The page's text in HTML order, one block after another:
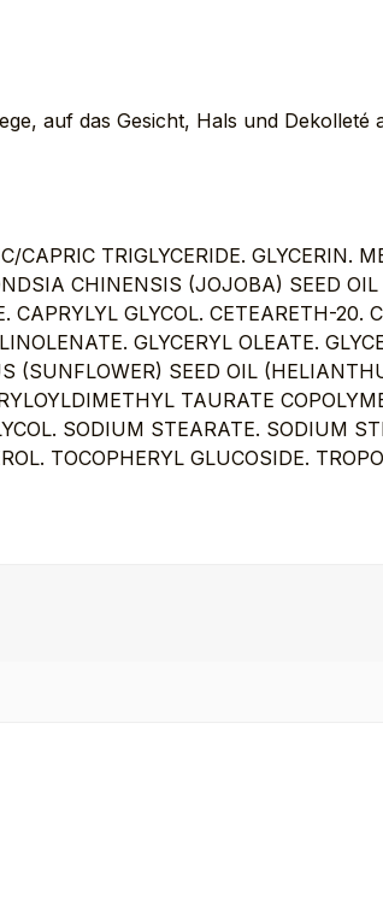
auf das Gesicht, Hals und Dekolleté
TRIGLYCERIDE. GLYCERIN.
CHINENSIS (JOJOBA) SEED
GLYCOL. CETEARETH-20.
GLYCERYL OLEATE.
SEED OIL
TAURATE
SODIUM STEARATE. SODIUM
TOCOPHERYL GLUCOSIDE.